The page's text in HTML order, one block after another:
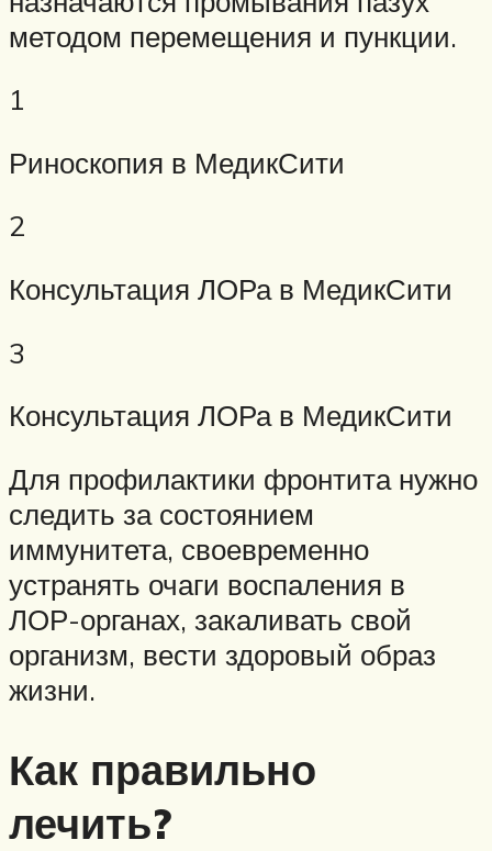
методом перемещения и пункции.
1
Риноскопия в МедикСити
2
Консультация ЛОРа в МедикСити
3
Консультация ЛОРа в МедикСити
Для профилактики фронтита нужно
следить за состоянием
иммунитета, своевременно
устранять очаги воспаления в
ЛОР-органах, закаливать свой
организм, вести здоровый образ
жизни.
Как правильно
лечить?